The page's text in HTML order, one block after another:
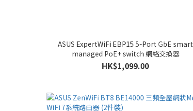
ASUS ExpertWiFi EBP15 5-Port GbE smart
managed PoE+ switch 網絡交換器
HK$1,099.00